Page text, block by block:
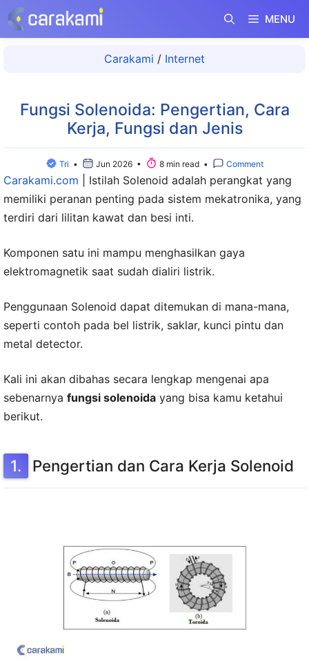
Langsung
ke
MENU
Carakami / Internet
Fungsi Solenoida: Pengertian, Cara
Kerja, Fungsi dan Jenis
Tri • Jun 2026 • 8 min read • Comment
Carakami.com
Istilah Solenoid adalah perangkat yang
memiliki peranan penting pada sistem mekatronika, yang
terdiri dari lilitan kawat dan besi inti.
Komponen satu ini mampu menghasilkan gaya
elektromagnetik saat sudah dialiri listrik.
Penggunaan Solenoid dapat ditemukan di mana-mana,
seperti contoh pada bel listrik, saklar, kunci pintu dan
metal detector.
Kali ini akan dibahas secara lengkap mengenai apa
sebenarnya fungsi solenoida yang bisa kamu ketahui
berikut.
Pengertian dan Cara Kerja Solenoid